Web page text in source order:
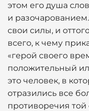
этом его душа
и
свои силы, и
всего, к чему
«герой своего
положительный
это человек, в
отразились все
противоречия